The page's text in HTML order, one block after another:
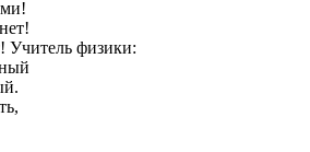
Учитель физики: